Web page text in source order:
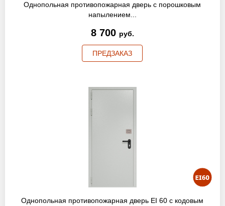
ЗАПРОСИТЬ РАСЧЕТ
+7 (495) 767-19-79
Балашиха
info@protivopozharnie-dveri.ru
Работаем без выходных!
Однопольная противопожарная дверь с порошковым
напылением...
8 700 руб.
ПРЕДЗАКАЗ
Однопольная противопожарная дверь EI 60 с кодовым